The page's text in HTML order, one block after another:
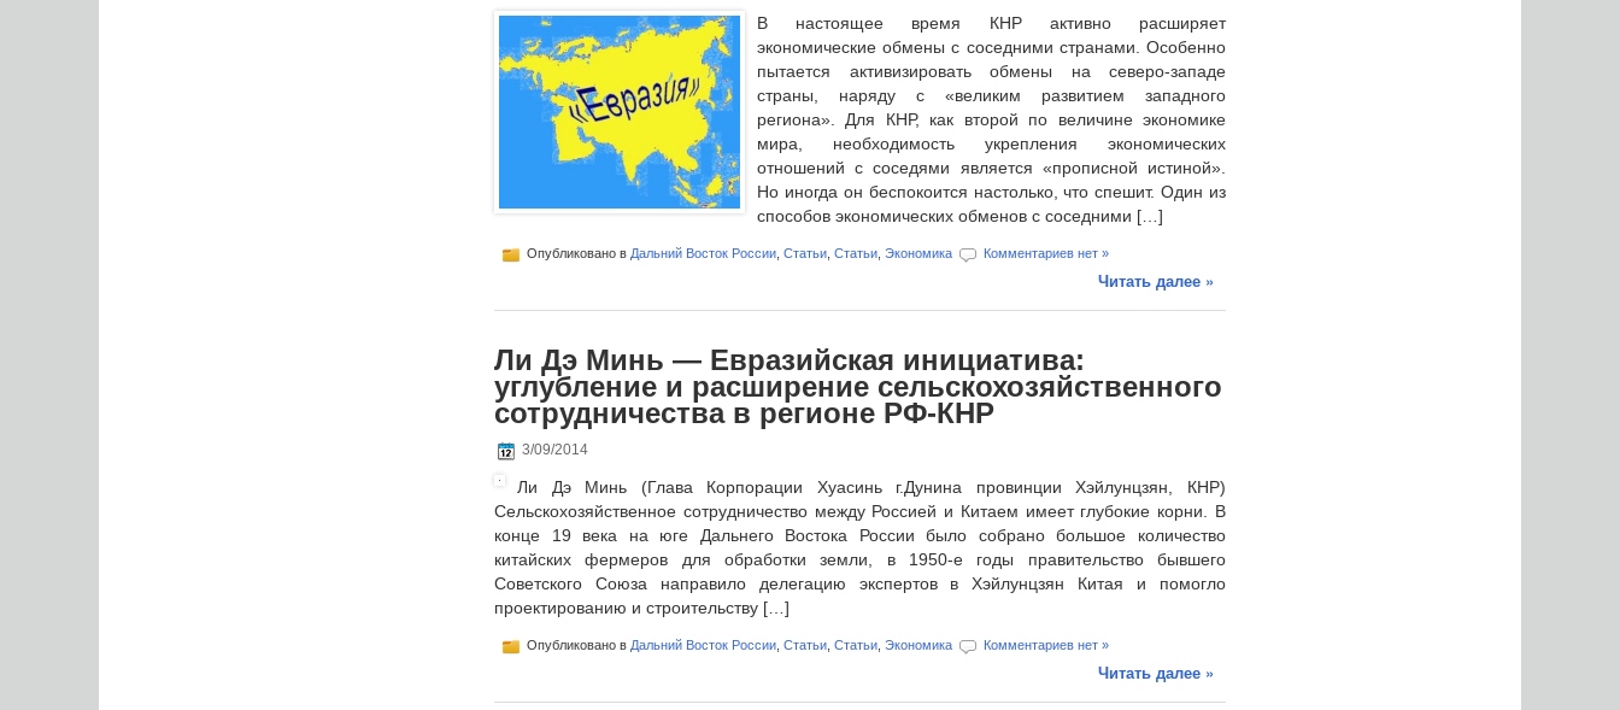
В настоящее время КНР активно расширяет
экономические обмены с соседними странами. Особенно
пытается активизировать обмены на северо-западе
страны, наряду с «великим развитием западного
региона». Для КНР, как второй по величине экономике
мира, необходимость укрепления экономических
отношений с соседями является «прописной истиной».
Но иногда он беспокоится настолько, что спешит. Один из
способов экономических обменов с соседними […]
Опубликовано в Дальний Восток России Статьи Статьи Экономика Комментариев нет »
Читать далее »
Ли Дэ Минь — Евразийская инициатива:
углубление и расширение сельскохозяйственного
сотрудничества в регионе РФ-КНР
3/09/2014
Ли Дэ Минь (Глава Корпорации Хуасинь г.Дунина провинции Хэйлунцзян, КНР)
Сельскохозяйственное сотрудничество между Россией и Китаем имеет глубокие корни. В
конце 19 века на юге Дальнего Востока России было собрано большое количество
китайских фермеров для обработки земли, в 1950-е годы правительство бывшего
Советского Союза направило делегацию экспертов в Хэйлунцзян Китая и помогло
проектированию и строительству […]
Опубликовано в Дальний Восток России Статьи Статьи Экономика Комментариев нет »
Читать далее »